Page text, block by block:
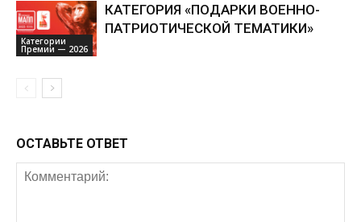
Категории
Премии — 2026
КАТЕГОРИЯ «ПОДАРКИ ВОЕННО-
ПАТРИОТИЧЕСКОЙ ТЕМАТИКИ»
ОСТАВЬТЕ ОТВЕТ